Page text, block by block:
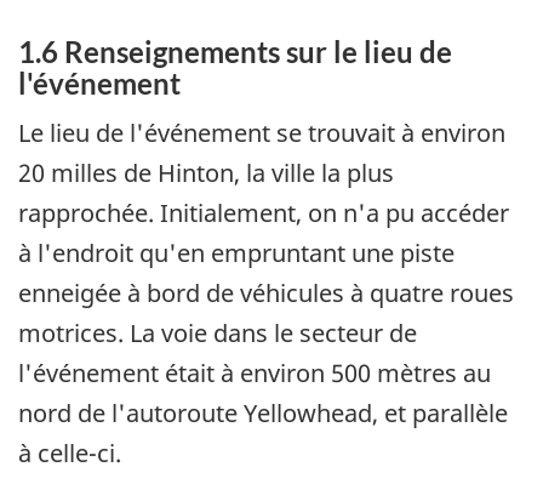
1.6 Renseignements sur le lieu de
l'événement
Le lieu de l'événement se trouvait à environ
20 milles de Hinton, la ville la plus
rapprochée. Initialement, on n'a pu accéder
à l'endroit qu'en empruntant une piste
enneigée à bord de véhicules à quatre roues
motrices. La voie dans le secteur de
l'événement était à environ 500 mètres au
nord de l'autoroute Yellowhead, et parallèle
à celle-ci.